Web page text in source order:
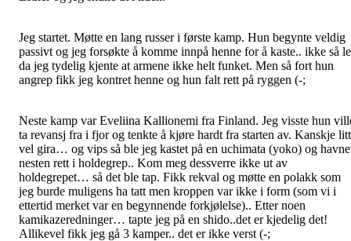
Jeg startet. Møtte en lang russer i første kamp. Hun begynte veldig
passivt og jeg forsøkte å komme innpå henne for å kaste.. ikke så
da jeg tydelig kjente at armene ikke helt funket. Men så fort hun
angrep fikk jeg kontret henne og hun falt rett på ryggen (-;
Neste kamp var Eveliina Kallionemi fra Finland. Jeg visste hun
ta revansj fra i fjor og tenkte å kjøre hardt fra starten av. Kanskje litt
vel gira… og vips så ble jeg kastet på en uchimata (yoko) og
nesten rett i holdegrep.. Kom meg dessverre ikke ut av
holdegrepet… så det ble tap. Fikk rekval og møtte en polakk som
jeg burde muligens ha tatt men kroppen var ikke i form (som vi i
ettertid merket var en begynnende forkjølelse).. Etter noen
kamikazeredninger… tapte jeg på en shido..det er kjedelig det!
Allikevel fikk jeg gå 3 kamper.. det er ikke verst (-;